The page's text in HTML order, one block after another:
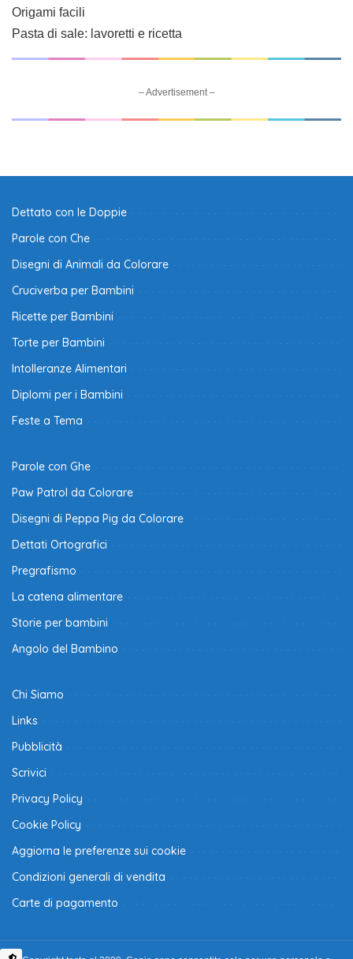
Origami facili
Pasta di sale: lavoretti e ricetta
– Advertisement –
Dettato con le Doppie
Parole con Che
Disegni di Animali da Colorare
Cruciverba per Bambini
Ricette per Bambini
Torte per Bambini
Intolleranze Alimentari
Diplomi per i Bambini
Feste a Tema
Parole con Ghe
Paw Patrol da Colorare
Disegni di Peppa Pig da Colorare
Dettati Ortografici
Pregrafismo
La catena alimentare
Storie per bambini
Angolo del Bambino
Chi Siamo
Links
Pubblicità
Scrivici
Privacy Policy
Cookie Policy
Aggiorna le preferenze sui cookie
Condizioni generali di vendita
Carte di pagamento